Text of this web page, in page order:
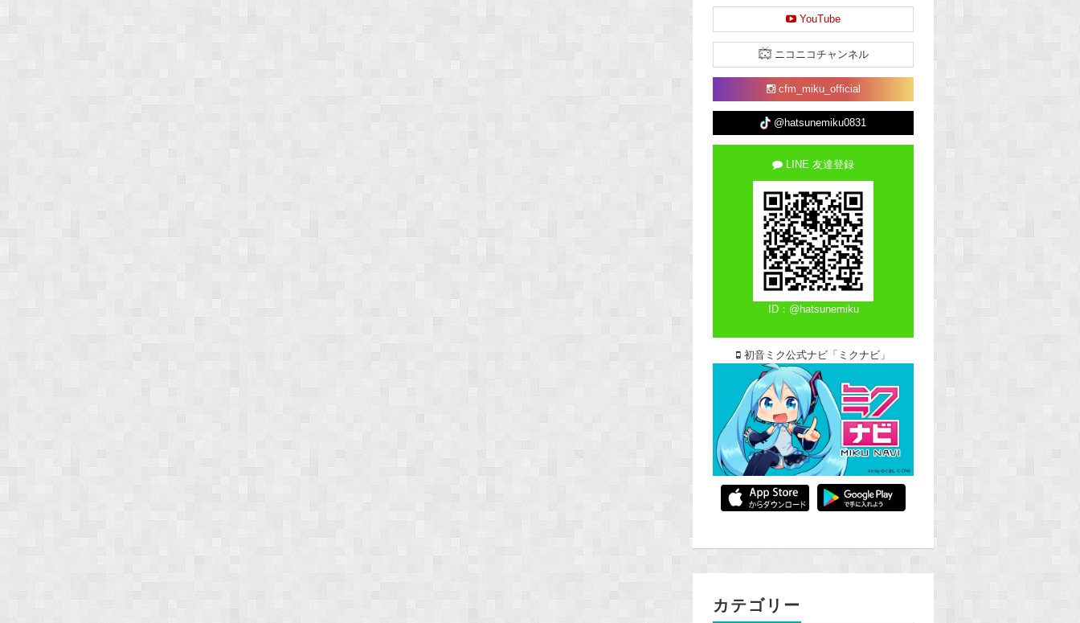
YouTube
ニコニコチャンネル
cfm_miku_official
@hatsunemiku0831
LINE 友達登録
ID：@hatsunemiku
初音ミク公式ナビ「ミクナビ」
カテゴリー